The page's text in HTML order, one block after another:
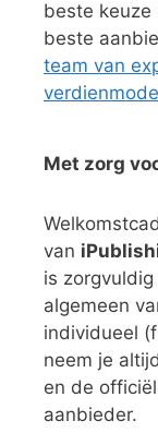
beste
beste
team van
Met zorg
van
is
algemeen
individueel
neem je
en de
aanbieder.